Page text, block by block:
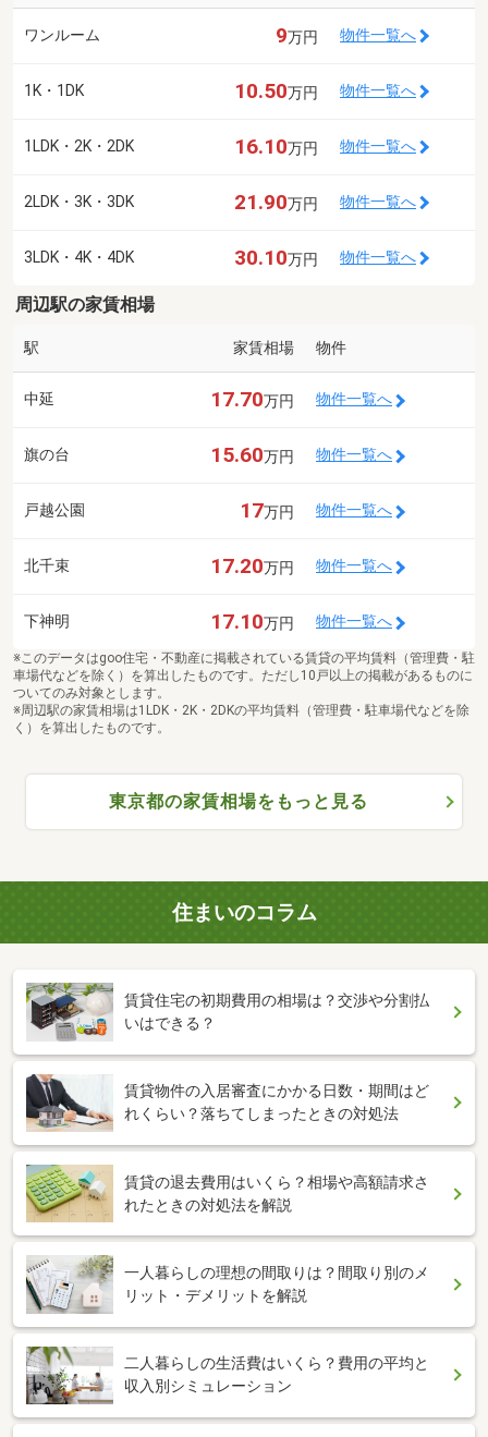
ワンルーム 9万円 物件一覧へ
1K・1DK 10.50万円 物件一覧へ
1LDK・2K・2DK 16.10万円 物件一覧へ
2LDK・3K・3DK 21.90万円 物件一覧へ
3LDK・4K・4DK 30.10万円 物件一覧へ
周辺駅の家賃相場
駅 家賃相場 物件
中延 17.70万円 物件一覧へ
旗の台 15.60万円 物件一覧へ
戸越公園 17万円 物件一覧へ
北千束 17.20万円 物件一覧へ
下神明 17.10万円 物件一覧へ
※このデータはgoo住宅・不動産に掲載されている賃貸の平均賃料（管理費・駐
車場代などを除く）を算出したものです。ただし10戸以上の掲載があるものに
ついてのみ対象とします。
※周辺駅の家賃相場は1LDK・2K・2DKの平均賃料（管理費・駐車場代などを除
く）を算出したものです。
東京都の家賃相場をもっと見る
住まいのコラム
賃貸住宅の初期費用の相場は？交渉や分割払
いはできる？
賃貸物件の入居審査にかかる日数・期間はど
れくらい？落ちてしまったときの対処法
賃貸の退去費用はいくら？相場や高額請求さ
れたときの対処法を解説
一人暮らしの理想の間取りは？間取り別のメ
リット・デメリットを解説
二人暮らしの生活費はいくら？費用の平均と
収入別シミュレーション